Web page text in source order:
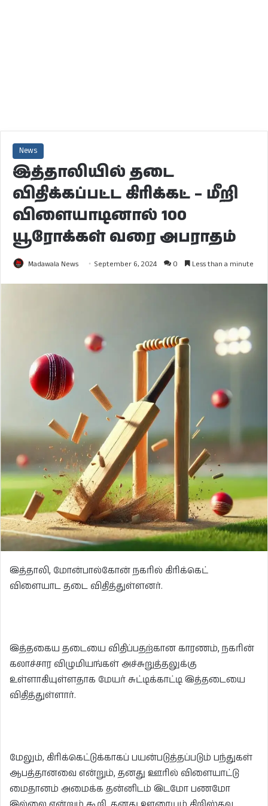
News
இத்தாலியில் தடை
விதிக்கப்பட்ட கிரிக்கட் – மீறி
விளையாடினால் 100
யூரோக்கள் வரை அபராதம்
Madawala News September 6, 2024 0 Less than a minute
இத்தாலி, மோன்பால்கோன் நகரில் கிரிக்கெட்
விளையாட தடை விதித்துள்ளனர்.
இத்தகைய தடையை விதிப்பதற்கான காரணம், நகரின்
கலாச்சார விழுமியங்கள் அச்சுறுத்தலுக்கு
உள்ளாகியுள்ளதாக மேயர் சுட்டிக்காட்டி இத்தடையை
விதித்துள்ளார்.
மேலும், கிரிக்கெட்டுக்காகப் பயன்படுத்தப்படும் பந்துகள்
ஆபத்தானவை என்றும், தனது ஊரில் விளையாட்டு
மைதானம் அமைக்க தன்னிடம் இடமோ பணமோ